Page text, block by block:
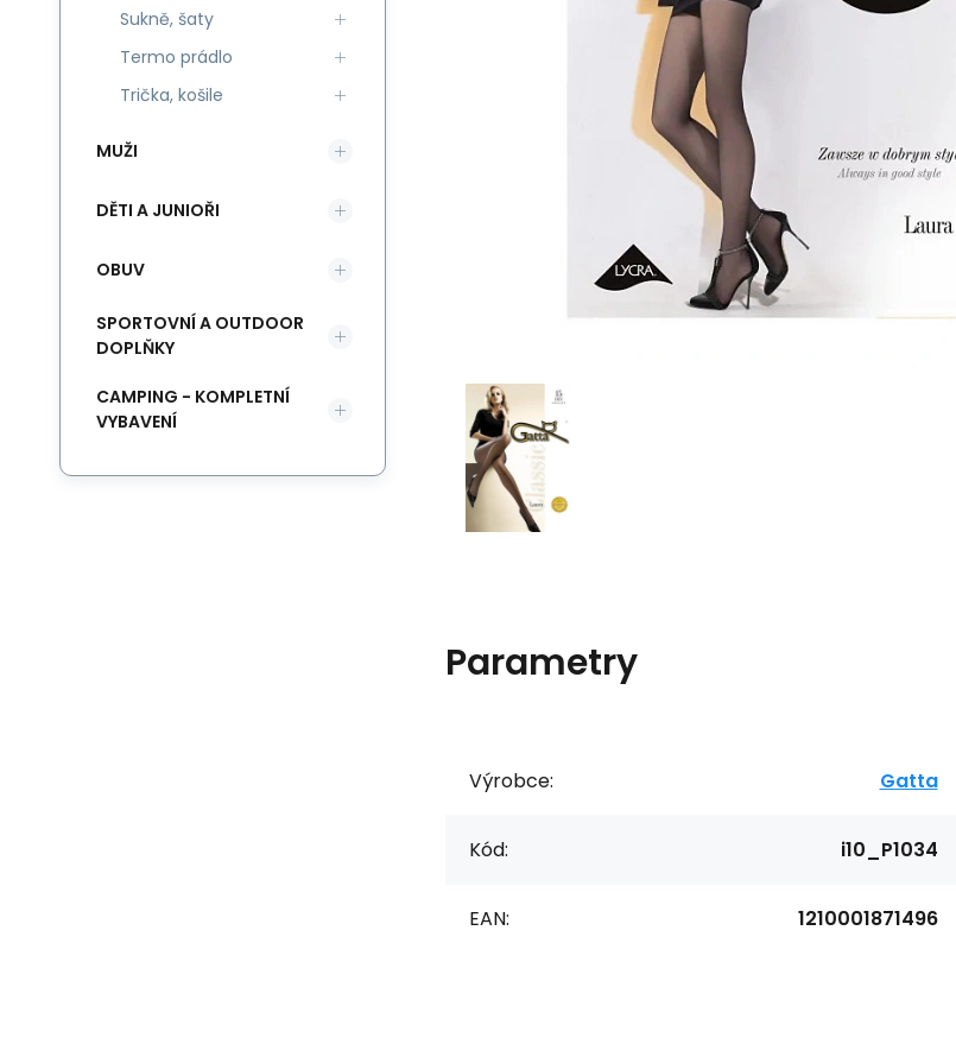
Parametry
Výrobce: Gatta
Kód: i10_P1034
EAN: 1210001871496
Sukně, šaty
Termo prádlo
Trička, košile
MUŽI
DĚTI A JUNIOŘI
OBUV
SPORTOVNÍ A OUTDOOR
DOPLŇKY
CAMPING - KOMPLETNÍ
VYBAVENÍ